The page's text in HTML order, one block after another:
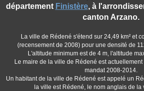
département Finistère, à
canton Arzano.
La ville de Rédené s'étend sur 24,49 km² et
(recensement de 2008) pour une densité de
L'altitude minimum est de 4 m, l'altitude
Le maire de la ville de Rédené est
mandat 2008-2014.
Un habitant de la ville de Rédené est appelé un
la ville est Rédené, le nom anglais de la